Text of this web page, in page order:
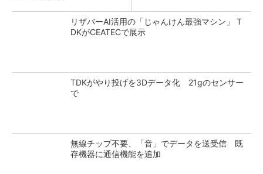
リザバーAI活用の「じゃんけん最強マシン」 T
DKがCEATECで展示
TDKがやり投げを3Dデータ化 21gのセンサー
で
無線チップ不要、「音」でデータを送受信 既
存機器に通信機能を追加